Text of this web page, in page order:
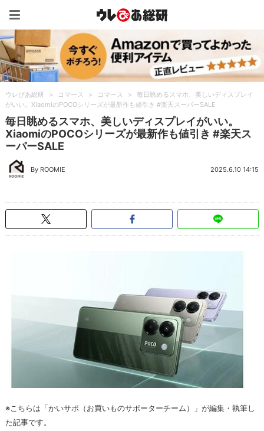
ウレぴあ総研 > コマース > コマース >
毎日眺めるスマホ、美しいディスプレイ
がいい。XiaomiのPOCOシリーズが最新作も値引き #楽天スーパーSALE
毎日眺めるスマホ、美しいディスプレイがいい。
XiaomiのPOCOシリーズが最新作も値引き #楽天ス
ーパーSALE
By ROOMIE 2025.6.10 14:15
※こちらは「かいサポ（お買いものサポーターチーム）」が編集・執筆し
た記事です。